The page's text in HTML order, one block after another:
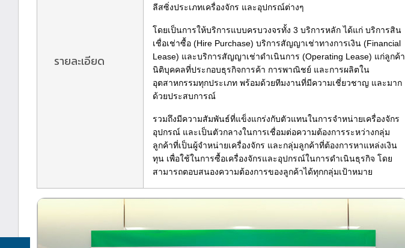
รายละเอียด
ลีสซิ่งประเภทเครื่องจักร และอุปกรณ์ต่างๆ
โดยเป็นการให้บริการแบบครบวงจรทั้ง 3 บริการหลัก ได้แก่ บริการสิน
เชื่อเช่าซื้อ (Hire Purchase) บริการสัญญาเช่าทางการเงิน (Financial
Lease) และบริการสัญญาเช่าดำเนินการ (Operating Lease) แก่ลูกค้า
นิติบุคคลที่ประกอบธุรกิจการค้า การพาณิชย์ และการผลิตใน
อุตสาหกรรมทุกประเภท พร้อมด้วยทีมงานที่มีความเชี่ยวชาญ และมาก
ด้วยประสบการณ์
รวมถึงมีความสัมพันธ์ที่แข็งแกร่งกับตัวแทนในการจำหน่ายเครื่องจักร
อุปกรณ์ และเป็นตัวกลางในการเชื่อมต่อความต้องการระหว่างกลุ่ม
ลูกค้าที่เป็นผู้จำหน่ายเครื่องจักร และกลุ่มลูกค้าที่ต้องการหาแหล่งเงิน
ทุน เพื่อใช้ในการซื้อเครื่องจักรและอุปกรณ์ในการดำเนินธุรกิจ โดย
สามารถตอบสนองความต้องการของลูกค้าได้ทุกกลุ่มเป้าหมาย